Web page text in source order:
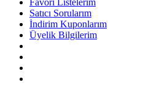
Favori Listelerim
Satıcı Sorularım
İndirim Kuponlarım
Üyelik Bilgilerim